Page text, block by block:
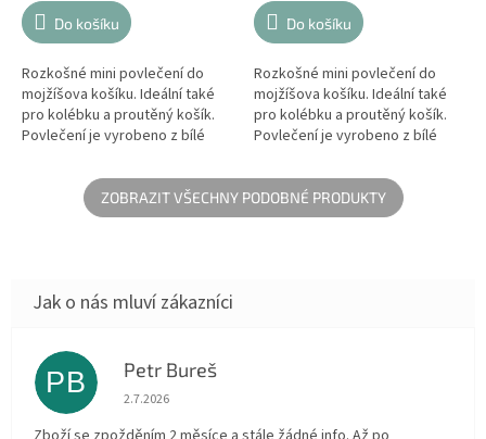
Do košíku
Rozkošné mini povlečení do
mojžíšova košíku. Ideální také
pro kolébku a proutěný košík.
Povlečení je vyrobeno z bílé
bílým trojrozměrným firemním...
Do košíku
Rozkošné mini povlečení do
mojžíšova košíku. Ideální také
pro kolébku a proutěný košík.
Povlečení je vyrobeno z bílé
zlatým firemním znakem a
zakončeno...
ZOBRAZIT VŠECHNY PODOBNÉ PRODUKTY
PB Petr Bureš
Hodnocení obchodu je 1 z 5 hvězdiček.
2.7.2026